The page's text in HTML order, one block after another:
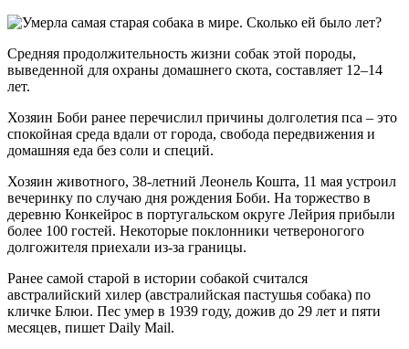
Средняя продолжительность жизни собак этой породы,
выведенной для охраны домашнего скота, составляет 12–14
лет.
Хозяин Боби ранее перечислил причины долголетия пса – это
спокойная среда вдали от города, свобода передвижения и
домашняя еда без соли и специй.
Хозяин животного, 38-летний Леонель Кошта, 11 мая устроил
вечеринку по случаю дня рождения Боби. На торжество в
деревню Конкейрос в португальском округе Лейрия прибыли
более 100 гостей. Некоторые поклонники четвероногого
долгожителя приехали из-за границы.
Ранее самой старой в истории собакой считался
австралийский хилер (австралийская пастушья собака) по
кличке Блюи. Пес умер в 1939 году, дожив до 29 лет и пяти
месяцев, пишет Daily Mail.